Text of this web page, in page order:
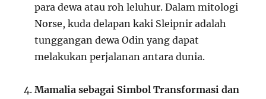
para dewa atau roh leluhur. Dalam mitologi
Norse, kuda delapan kaki Sleipnir adalah
tunggangan dewa Odin yang dapat
melakukan perjalanan antara dunia.
Mamalia sebagai Simbol Transformasi dan